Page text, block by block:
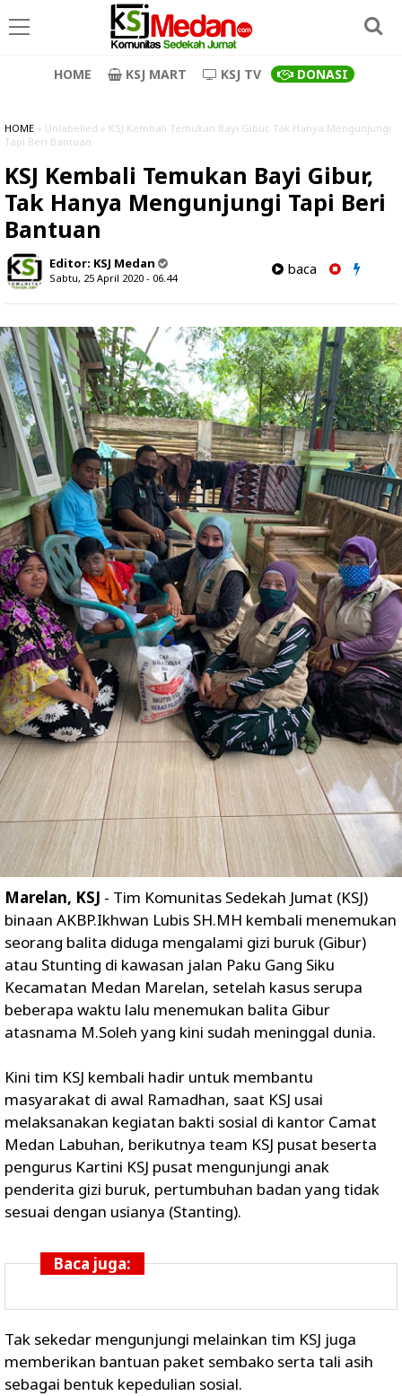
HOME KSJ MART KSJ TV DONASI
HOME » Unlabelled » KSJ Kembali Temukan Bayi Gibur, Tak Hanya Mengunjungi
Tapi Beri Bantuan
KSJ Kembali Temukan Bayi Gibur,
Tak Hanya Mengunjungi Tapi Beri
Bantuan
Editor: KSJ Medan
Sabtu, 25 April 2020 - 06.44
baca
Marelan, KSJ - Tim Komunitas Sedekah Jumat (KSJ)
binaan AKBP.Ikhwan Lubis SH.MH kembali menemukan
seorang balita diduga mengalami gizi buruk (Gibur)
atau Stunting di kawasan jalan Paku Gang Siku
Kecamatan Medan Marelan, setelah kasus serupa
beberapa waktu lalu menemukan balita Gibur
atasnama M.Soleh yang kini sudah meninggal dunia.
Kini tim KSJ kembali hadir untuk membantu
masyarakat di awal Ramadhan, saat KSJ usai
melaksanakan kegiatan bakti sosial di kantor Camat
Medan Labuhan, berikutnya team KSJ pusat beserta
pengurus Kartini KSJ pusat mengunjungi anak
penderita gizi buruk, pertumbuhan badan yang tidak
sesuai dengan usianya (Stanting).
Baca juga:
Tak sekedar mengunjungi melainkan tim KSJ juga
memberikan bantuan paket sembako serta tali asih
sebagai bentuk kepedulian sosial.